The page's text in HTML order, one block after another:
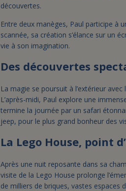
découvertes.
Entre deux manèges, Paul participe à
scannée, sa création s’élance sur un
vie à son imagination.
Des découvertes
La magie se poursuit à l’extérieur avec
L’après-midi, Paul explore une
termine la journée par un safari
jeep, pour le plus grand bonheur des
La Lego House, point
Après une nuit reposante dans sa
visite de la Lego House prolonge
de milliers de briques, vastes